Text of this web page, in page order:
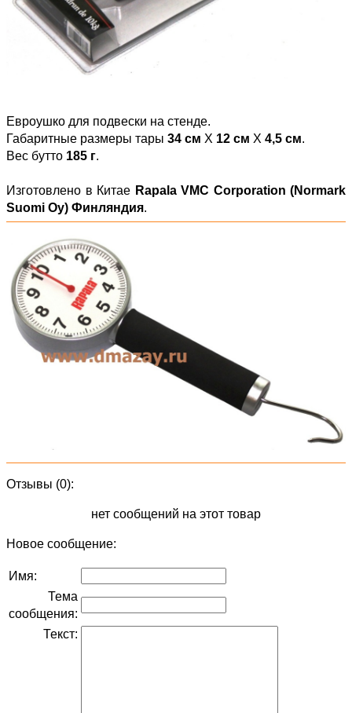
Евроушко для подвески на стенде.
Габаритные размеры тары 34 см Х 12 см Х 4,5 см.
Вес бутто 185 г.
Изготовлено в Китае Rapala VMC Corporation (Normark
Suomi Oy) Финляндия.
Отзывы (0):
нет сообщений на этот товар
Новое сообщение:
Имя:
Тема
сообщения:
Текст: